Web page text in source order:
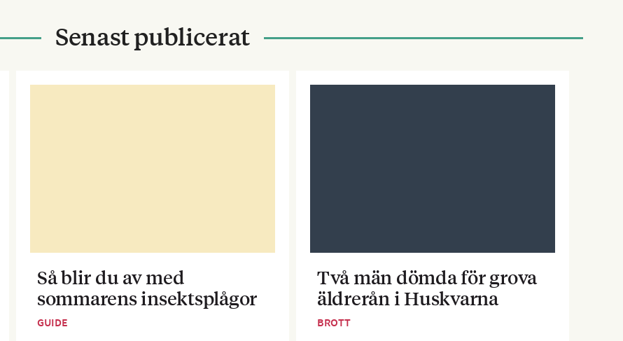
Senast publicerat
Så blir du av med
sommarens insektsplågor
GUIDE
Två män dömda för grova
äldrerån i Huskvarna
BROTT